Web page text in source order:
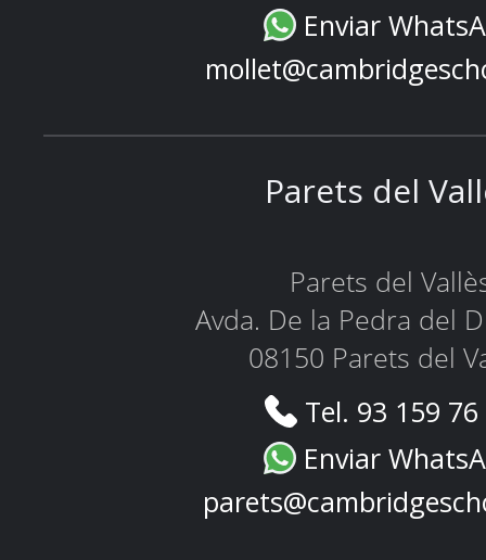
Enviar
Parets del
Parets del
Avda. De la Pedra del
08150 Parets del
Tel. 93 159
Enviar